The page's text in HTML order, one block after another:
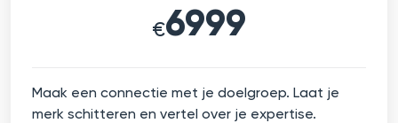
€6999
Maak een connectie met je doelgroep. Laat je
merk schitteren en vertel over je expertise.